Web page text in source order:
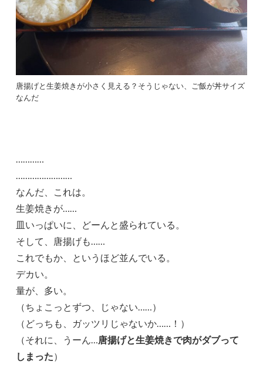
唐揚げと生姜焼きが小さく見える？そうじゃない、ご飯が丼サイズ
なんだ
なんだ、これは。
生姜焼きが……
皿いっぱいに、どーんと盛られている。
そして、唐揚げも……
これでもか、というほど並んでいる。
デカい。
量が、多い。
（ちょこっとずつ、じゃない……）
（どっちも、ガッツリじゃないか……！）
（それに、うーん… 唐揚げと生姜焼きで肉がダブって
しまった）